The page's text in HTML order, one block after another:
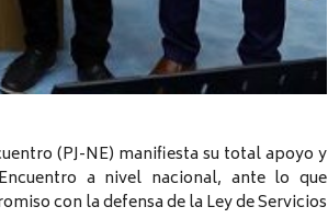
(PJ-NE) manifiesta su total apoyo y
a nivel nacional, ante lo que
con la defensa de la Ley de Servicios